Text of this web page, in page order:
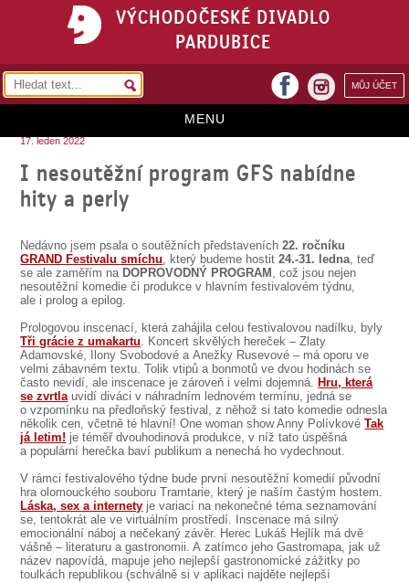
VÝCHODOČESKÉ DIVADLO
PARDUBICE
MŮJ ÚČET
facebook
MENU
VSTUPENKY
KONTAKTY
O DIVADLE
SOUBOR
DÁLE NABÍZÍME
17. leden 2022
I nesoutěžní program GFS nabídne
hity a perly
Nedávno jsem psala o soutěžních představeních22. ročníku
GRAND Festivalu smíchu, který budeme hostit24.-31. ledna, teď
se ale zaměřím na DOPROVODNÝ PROGRAM , což jsou nejen
nesoutěžní komedie či produkce v hlavním festivalovém týdnu,
ale i prolog a epilog.
Prologovou inscenací, která zahájila celou festivalovou nadílku, byly
Tři grácie z umakartu. Koncert skvělých hereček – Zlaty
Adamovské, Ilony Svobodové a Anežky Rusevové – má oporu ve
velmi zábavném textu. Tolik vtipů a bonmotů ve dvou hodinách se
často nevidí, ale inscenace je zároveň i velmi dojemná. Hru, která
se zvrtlauvidí diváci v náhradním lednovém termínu, jedná se
o vzpomínku na předloňský festival, z něhož si tato komedie odnesla
několik cen, včetně té hlavní! One woman show Anny PolívkovéTak
já letim! je téměř dvouhodinová produkce, v níž tato úspěšná
a populární herečka baví publikum a nenechá ho vydechnout.
V rámci festivalového týdne bude první nesoutěžní komedií původní
hra olomouckého souboru Tramtarie, který je naším častým hostem.
Láska, sex a internety je variací na nekonečné téma seznamování
se, tentokrát ale ve virtuálním prostředí. Inscenace má silný
emocionální náboj a nečekaný závěr. Herec Lukáš Hejlík má dvě
vášně – literaturu a gastronomii. A zatímco jeho Gastromapa, jak už
název napovídá, mapuje jeho nejlepší gastronomické zážitky po
toulkách republikou (schválně si v aplikaci najděte nejlepší